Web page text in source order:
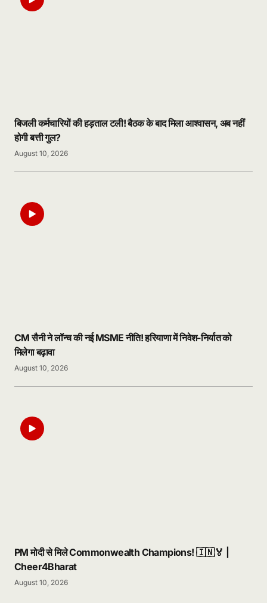
बिजली कर्मचारियों की हड़ताल टली! बैठक के बाद मिला आश्वासन, अब नहीं
होगी बत्ती गुल?
August 10, 2026
CM सैनी ने लॉन्च की नई MSME नीति! हरियाणा में निवेश-निर्यात को
मिलेगा बढ़ावा
August 10, 2026
PM मोदी से मिले Commonwealth Champions! 🇮🇳🏅 |
Cheer4Bharat
August 10, 2026